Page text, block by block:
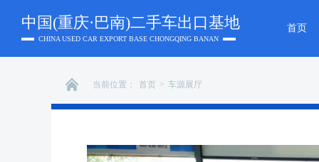
中国(重庆·巴南)二手车出口基地
CHINA USED CAR EXPORT BASE CHONGQING BANAN
首页
当前位置： 首页 > 车源展厅